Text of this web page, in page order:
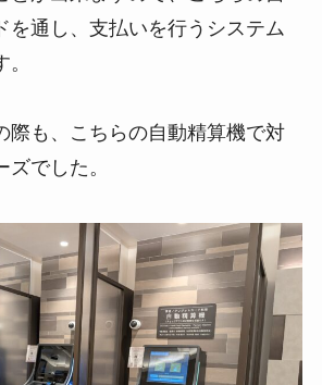
を通し、支払いを行うシステム
際も、こちらの自動精算機で対
でした。